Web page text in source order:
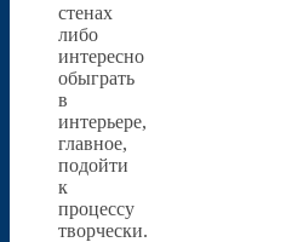
стенах
либо
интересно
обыграть
в
интерьере,
главное,
подойти
к
процессу
творчески.